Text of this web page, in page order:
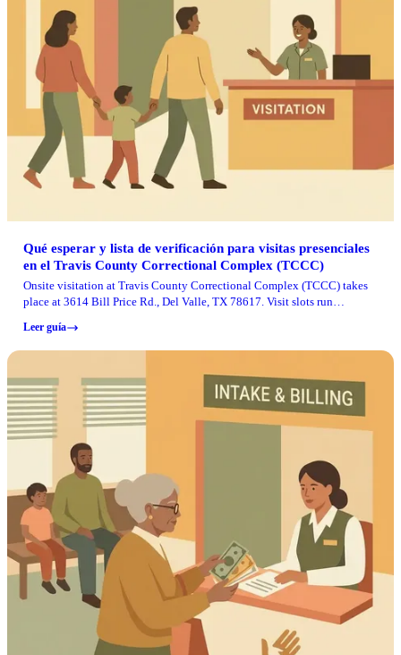
Qué esperar y lista de verificación para visitas presenciales
en el Travis County Correctional Complex (TCCC)
Onsite visitation at Travis County Correctional Complex (TCCC) takes
place at 3614 Bill Price Rd., Del Valle, TX 78617. Visit slots run
available between 8:00 am and 9:00 pm, and you’re allowed two visits
per week total (face-to-face or onsite video).
Leer guía